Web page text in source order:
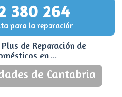
380 264
para la reparación
de Reparación de
en ...
de Cantabria